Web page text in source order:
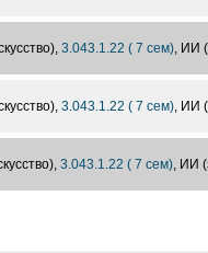
3.043.1.22 ( 7 сем), ИИ
3.043.1.22 ( 7 сем), ИИ
3.043.1.22 ( 7 сем), ИИ